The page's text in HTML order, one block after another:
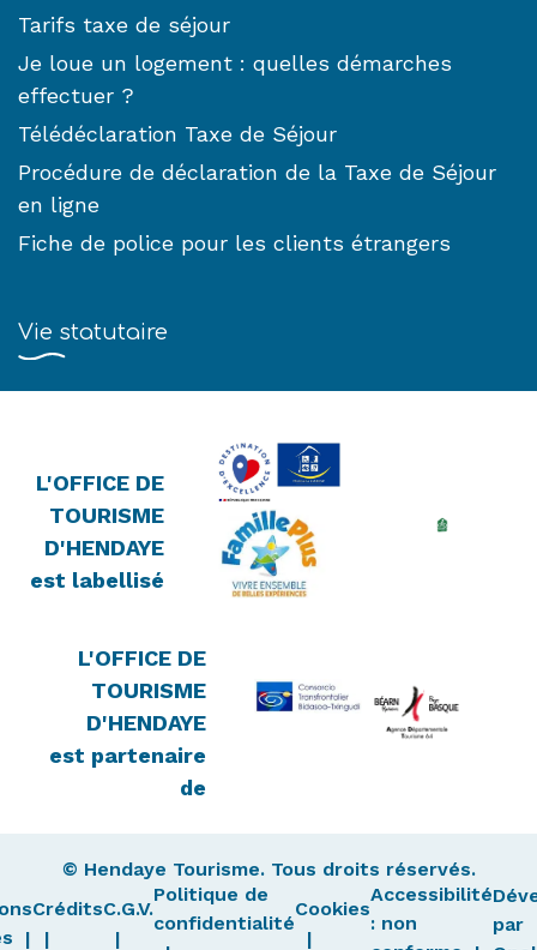
Tarifs taxe de séjour
Je loue un logement : quelles démarches
effectuer ?
Télédéclaration Taxe de Séjour
Procédure de déclaration de la Taxe de Séjour
en ligne
Fiche de police pour les clients étrangers
Vie statutaire
L'OFFICE DE
TOURISME
D'HENDAYE
est labellisé
L'OFFICE DE
TOURISME
D'HENDAYE
est partenaire
de
© Hendaye Tourisme. Tous droits réservés.
CréditsC.G.V.
Politique de
confidentialité
Cookies
Accessibilité
: non
par